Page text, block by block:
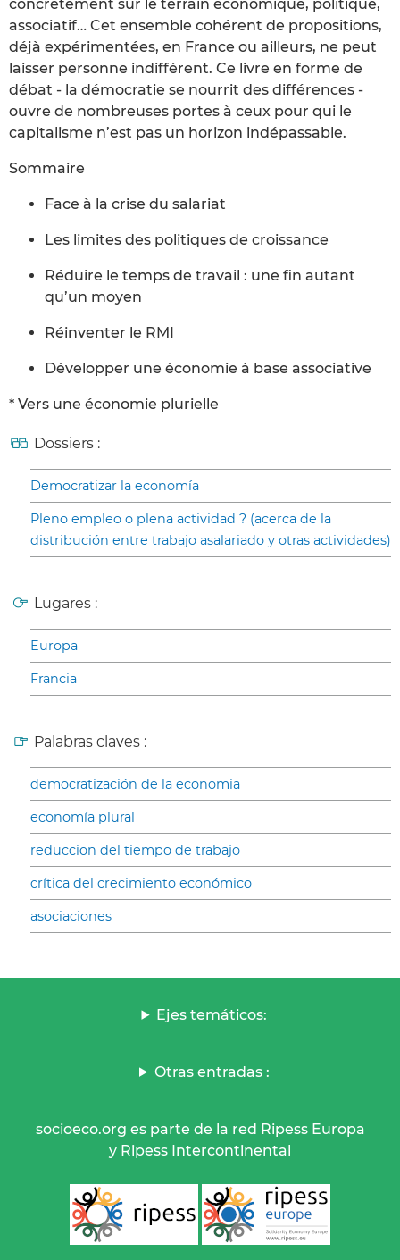
concrètement sur le terrain économique, politique,
associatif… Cet ensemble cohérent de propositions,
déjà expérimentées, en France ou ailleurs, ne peut
laisser personne indifférent. Ce livre en forme de
débat - la démocratie se nourrit des différences -
ouvre de nombreuses portes à ceux pour qui le
capitalisme n’est pas un horizon indépassable.
Sommaire
Face à la crise du salariat
Les limites des politiques de croissance
Réduire le temps de travail : une fin autant
qu’un moyen
Réinventer le RMI
Développer une économie à base associative
* Vers une économie plurielle
Dossiers :
Democratizar la economía
Pleno empleo o plena actividad ? (acerca de la
distribución entre trabajo asalariado y otras actividades)
Lugares :
Europa
Francia
Palabras claves :
democratización de la economia
economía plural
reduccion del tiempo de trabajo
crítica del crecimiento económico
asociaciones
Ejes temáticos:
Otras entradas :
socioeco.org es parte de la red Ripess Europa
y Ripess Intercontinental